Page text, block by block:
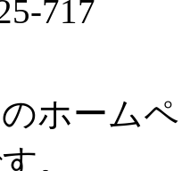
717
ホーム
。